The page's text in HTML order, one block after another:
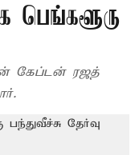
பெங்களூரு
கேப்டன் ரஜத்